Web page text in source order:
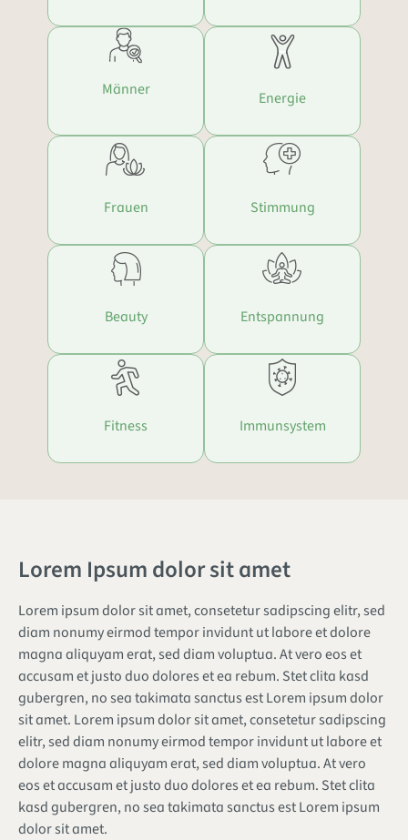
Männer Energie
Frauen Stimmung
Beauty Entspannung
Fitness Immunsystem
Lorem Ipsum dolor sit amet
Lorem ipsum dolor sit amet, consetetur sadipscing elitr, sed
diam nonumy eirmod tempor invidunt ut labore et dolore
magna aliquyam erat, sed diam voluptua. At vero eos et
accusam et justo duo dolores et ea rebum. Stet clita kasd
gubergren, no sea takimata sanctus est Lorem ipsum dolor
sit amet. Lorem ipsum dolor sit amet, consetetur sadipscing
elitr, sed diam nonumy eirmod tempor invidunt ut labore et
dolore magna aliquyam erat, sed diam voluptua. At vero
eos et accusam et justo duo dolores et ea rebum. Stet clita
kasd gubergren, no sea takimata sanctus est Lorem ipsum
dolor sit amet.